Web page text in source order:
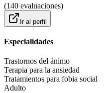
(140 evaluaciones)
Ir al perfil
Especialidades
Trastornos del ánimo
Terapia para la ansiedad
Tratamientos para fobia social
Adulto